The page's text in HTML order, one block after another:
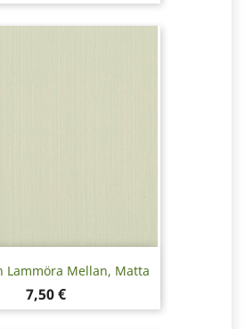
Lammöra Mellan, Matta
Pris
7,50 €